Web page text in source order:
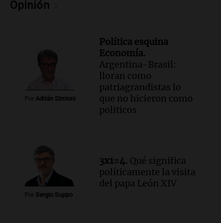
Audio.
Episodios
Audio. La Universidad de Milán y su
colaboración con la municipalidad para
la educación y parques
Panorama Federal
historia nacida en Córdoba
Viva la Radio
Episodios
Audio.
Monseñor Fenoy celebra la visita
de León XIV a Argentina y reflexiona
Opinión
Por Adrián Simioni
Política esquina
Economía.
Argentina-Brasil:
lloran como
patriagrandistas lo
que no hicieron como
politicos
Por Sergio Suppo
3x1=4. Qué significa
políticamente la visita
del papa León XIV